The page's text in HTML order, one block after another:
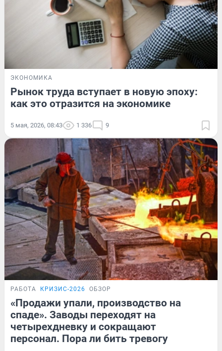
ЭКОНОМИКА
Рынок труда вступает в новую эпоху:
как это отразится на экономике
5 мая, 2026, 08:43 1 336 9
РАБОТА КРИЗИС-2026 ОБЗОР
«Продажи упали, производство на
спаде». Заводы переходят на
четырехдневку и сокращают
персонал. Пора ли бить тревогу